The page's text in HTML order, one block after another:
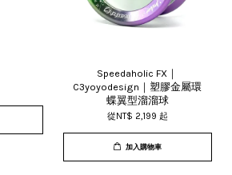
Speedaholic FX｜
C3yoyodesign｜塑膠金屬環
蝶翼型溜溜球
從NT$ 2,199 起
加入購物車